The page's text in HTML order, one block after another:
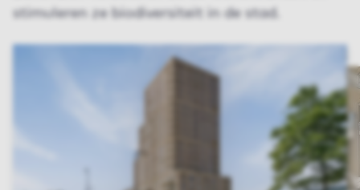
stimuleren ze biodiversiteit in de stad.